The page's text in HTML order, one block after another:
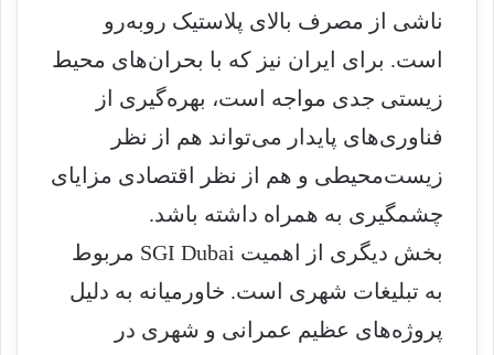
ناشی از مصرف بالای پلاستیک روبه‌رو
است. برای ایران نیز که با بحران‌های محیط
زیستی جدی مواجه است، بهره‌گیری از
فناوری‌های پایدار می‌تواند هم از نظر
زیست‌محیطی و هم از نظر اقتصادی مزایای
چشمگیری به همراه داشته باشد.
بخش دیگری از اهمیت SGI Dubai مربوط
به تبلیغات شهری است. خاورمیانه به دلیل
پروژه‌های عظیم عمرانی و شهری در